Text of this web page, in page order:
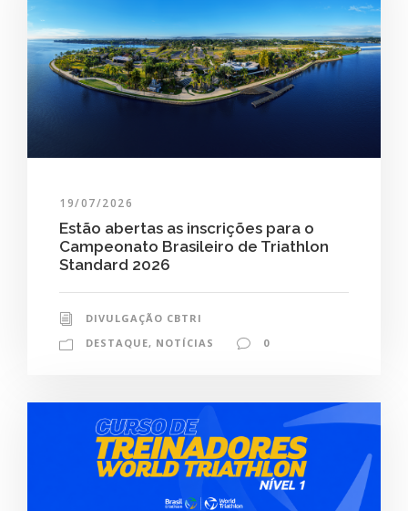
19/07/2026
Estão abertas as inscrições para o
Campeonato Brasileiro de Triathlon
Standard 2026
DIVULGAÇÃO CBTRI
DESTAQUE, NOTÍCIAS 0